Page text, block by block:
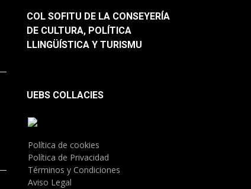
COL SOFITU DE LA CONSEYERÍA
DE CULTURA, POLÍTICA
LLINGÜÍSTICA Y TURISMU
UEBS COLLACIES
Política de cookies
Política de Privacidad
Términos y Condiciones
Aviso Legal